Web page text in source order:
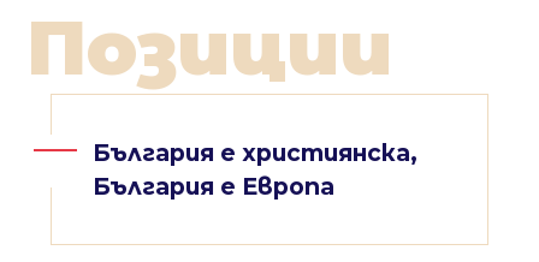
Позиции
България е християнска,
България е Европа